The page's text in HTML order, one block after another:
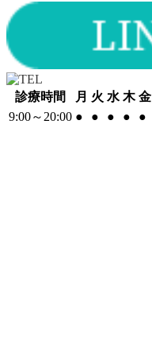
診療時間 月 火 水 木 金
9:00～20:00 ● ● ● ● ●